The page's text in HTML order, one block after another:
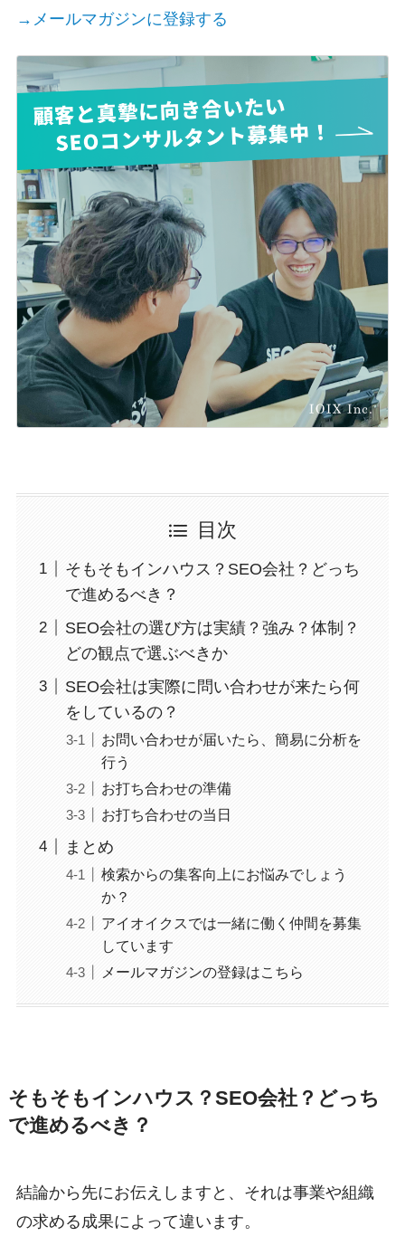
→メールマガジンに登録する
目次
そもそもインハウス？SEO会社？どっち
で進めるべき？
SEO会社の選び方は実績？強み？体制？
どの観点で選ぶべきか
SEO会社は実際に問い合わせが来たら何
をしているの？
お問い合わせが届いたら、簡易に分析を
行う
お打ち合わせの準備
お打ち合わせの当日
まとめ
検索からの集客向上にお悩みでしょう
か？
アイオイクスでは一緒に働く仲間を募集
しています
メールマガジンの登録はこちら
そもそもインハウス？SEO会社？どっち
で進めるべき？
結論から先にお伝えしますと、それは事業や組織
の求める成果によって違います。